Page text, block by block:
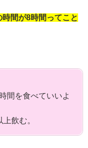
間が8時間ってこと
間を食べていいよ
飲む。